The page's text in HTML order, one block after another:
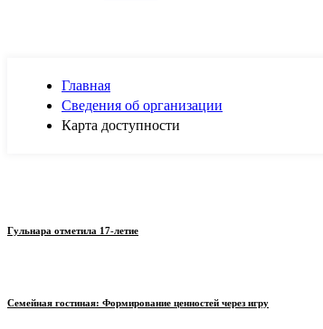
Главная
Сведения об организации
Карта доступности
Гульнара отметила 17‑летие
Семейная гостиная: Формирование ценностей через игру